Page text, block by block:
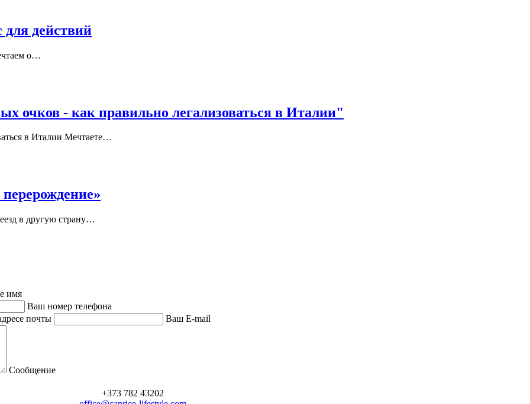
для действий
о…
очков - как правильно легализоваться в Италии"
в Италии Мечтаете…
в другую страну…
имя
Ваш номер телефона
почты Ваш E-mail
Сообщение
+373 782 43202